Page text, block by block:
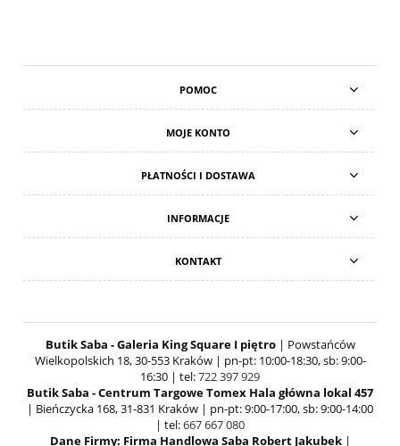
POMOC
MOJE KONTO
PŁATNOŚCI I DOSTAWA
INFORMACJE
KONTAKT
Butik Saba - Galeria King Square I piętro| Powstańców
Wielkopolskich 18, 30-553 Kraków | pn-pt: 10:00-18:30, sb: 9:00-
16:30 | tel:722 397 929
Butik Saba - Centrum Targowe Tomex Hala główna lokal 457
| Bieńczycka 168, 31-831 Kraków | pn-pt: 9:00-17:00, sb: 9:00-14:00
| tel:667 667 080
Dane Firmy: Firma Handlowa Saba Robert Jakubek|